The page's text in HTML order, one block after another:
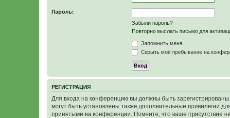
Пароль:
Забыли пароль?
Повторно выслать письмо для
Запомнить меня
Скрыть моё пребывание на
РЕГИСТРАЦИЯ
Для входа на конференцию вы должны быть
могут быть установлены также дополнительные привилегии
принятыми на конференции. Помните, что ваше присутствие